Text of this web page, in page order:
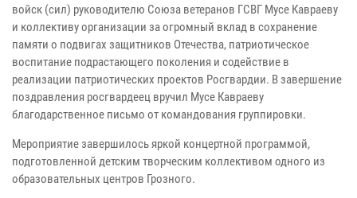
войск (сил) руководителю Союза ветеранов ГСВГ Мусе Кавраеву
и коллективу организации за огромный вклад в сохранение
памяти о подвигах защитников Отечества, патриотическое
воспитание подрастающего поколения и содействие в
реализации патриотических проектов Росгвардии. В завершение
поздравления росгвардеец вручил Мусе Кавраеву
благодарственное письмо от командования группировки.
Мероприятие завершилось яркой концертной программой,
подготовленной детским творческим коллективом одного из
образовательных центров Грозного.